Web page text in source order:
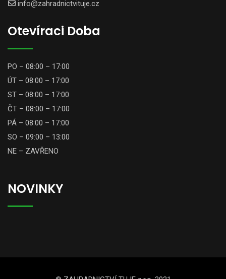
info@zahradnictvituje.cz
Otevíraci Doba
PO – 08:00 – 17:00
ÚT – 08:00 – 17:00
ST – 08:00 – 17:00
ČT – 08:00 – 17:00
PÁ – 08:00 – 17:00
SO – 09:00 – 13:00
NE – ZAVŘENO
NOVINKY